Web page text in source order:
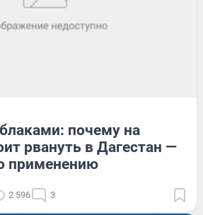
почему на
рвануть в Дагестан —
применению
2 596 3